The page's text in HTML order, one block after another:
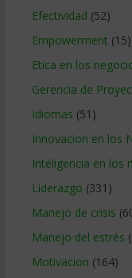
Efectividad (52)
Empowerment (15)
Etica en los
Gerencia de
Idiomas (51)
Innovacion en los
Inteligencia en los
Liderazgo (331)
Manejo de crisis
Manejo del estrés
Motivacion (164)